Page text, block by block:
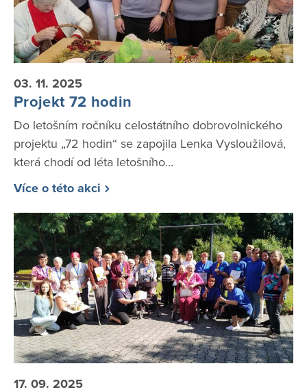
03. 11. 2025
Projekt 72 hodin
Do letošním ročníku celostátního dobrovolnického
projektu „72 hodin“ se zapojila Lenka Vysloužilová,
která chodí od léta letošního...
Více o této akci
17. 09. 2025